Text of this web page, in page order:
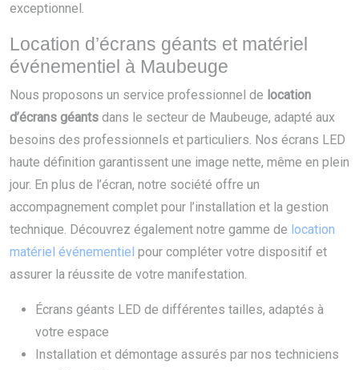
exceptionnel.
Location d’écrans géants et matériel
événementiel à Maubeuge
Nous proposons un service professionnel de location
d’écrans géants dans le secteur de Maubeuge, adapté aux
besoins des professionnels et particuliers. Nos écrans LED
haute définition garantissent une image nette, même en plein
jour. En plus de l’écran, notre société offre un
accompagnement complet pour l’installation et la gestion
technique. Découvrez également notre gamme de location
matériel événementiel pour compléter votre dispositif et
assurer la réussite de votre manifestation.
Écrans géants LED de différentes tailles, adaptés à
votre espace
Installation et démontage assurés par nos techniciens